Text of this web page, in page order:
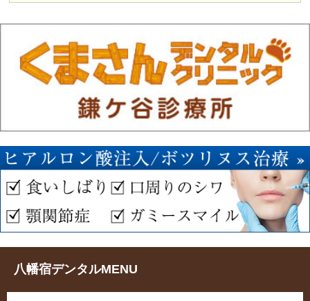
八幡宿デンタルMENU